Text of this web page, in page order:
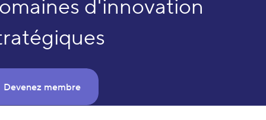
d'innovation
Devenez membre